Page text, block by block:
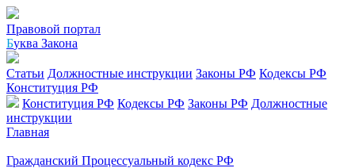
Правовой портал
Буква Закона
Статьи Должностные инструкции Законы РФ Кодексы РФ
Конституция РФ
Конституция РФ Кодексы РФ Законы РФ Должностные
инструкции
Главная
Гражданский Процессуальный кодекс РФ